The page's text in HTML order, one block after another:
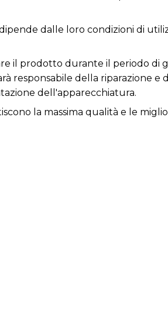
dalle loro condizioni di
il prodotto durante il periodo di
responsabile della riparazione
dell'apparecchiatura.
la massima qualità e le